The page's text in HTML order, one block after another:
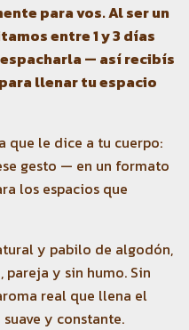
para vos. Al ser un
entre 1 y 3 días
— así recibís
llenar tu espacio
que le dice a tu cuerpo:
gesto — en un formato
los espacios que
y pabilo de algodón,
y sin humo. Sin
real que llena el
y constante.